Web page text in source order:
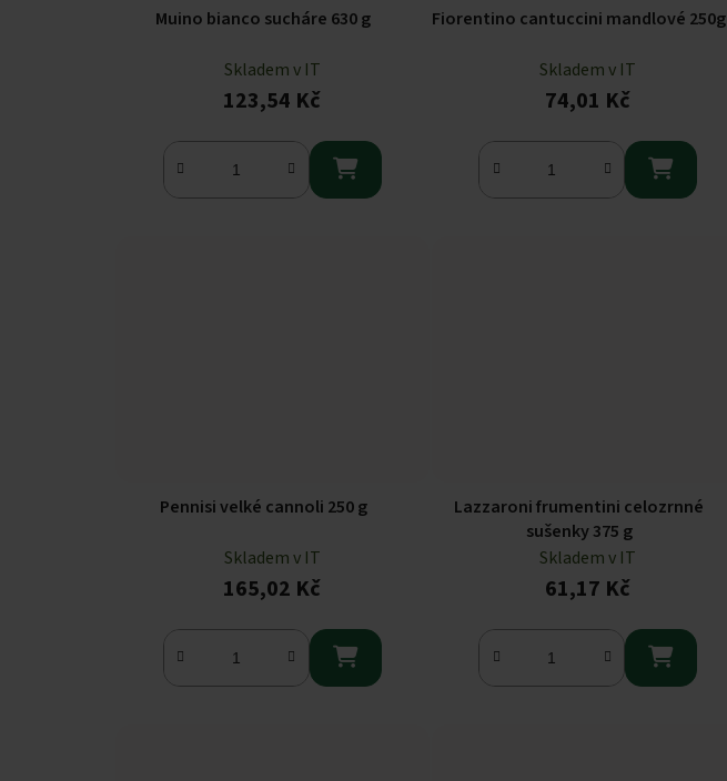
Muino bianco sucháre 630 g
Skladem v IT
123,54 Kč

Fiorentino cantuccini mandlové 250g
Skladem v IT
74,01 Kč

Pennisi velké cannoli 250 g
Skladem v IT
165,02 Kč

Lazzaroni frumentini celozrnné
sušenky 375 g
Skladem v IT
61,17 Kč
